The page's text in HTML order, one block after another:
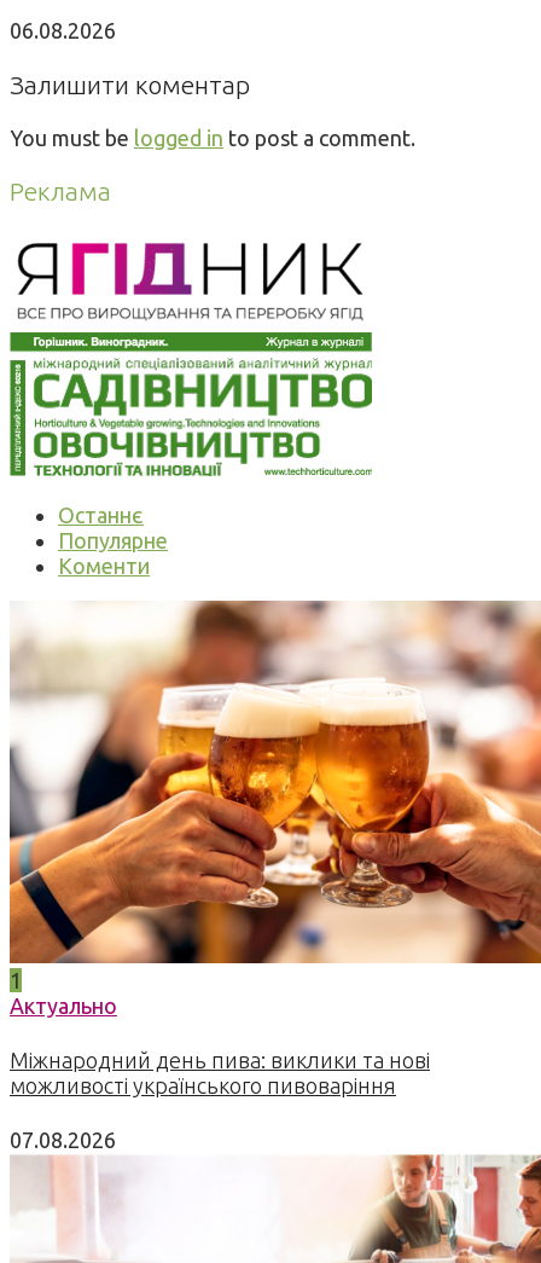
06.08.2026
Залишити коментар
You must be logged in to post a comment.
Реклама
Останнє
Популярне
Коменти
1
Актуально
Міжнародний день пива: виклики та нові
можливості українського пивоваріння
07.08.2026